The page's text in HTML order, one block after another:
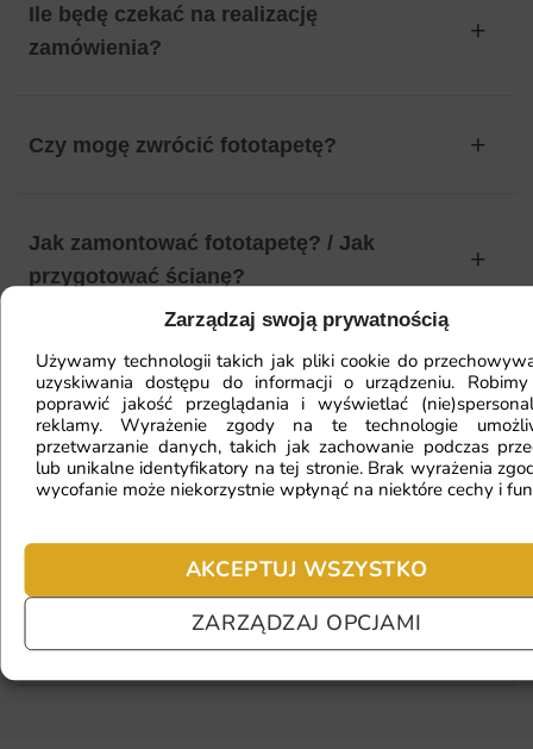
Zarządzaj swoją prywatnością
Używamy technologii takich jak pliki cookie do
uzyskiwania dostępu do informacji o urządzeniu.
poprawić jakość przeglądania i wyświetlać
reklamy. Wyrażenie zgody na te technologie
przetwarzanie danych, takich jak zachowanie podczas
lub unikalne identyfikatory na tej stronie. Brak wyrażenia
wycofanie może niekorzystnie wpłynąć na niektóre cechy i
AKCEPTUJ WSZYSTKO
ZARZĄDZAJ OPCJAMI
Ile będę czekać na realizację
zamówienia?
Czy mogę zwrócić fototapetę?
Jak zamontować fototapetę? / Jak
przygotować ścianę?
Fototapeta ma inny kolor na telefonie
a inny na komputerze. Jak sprawdzić
kolor?
Jaki materiał wybrać?
Jaka jest trwałość fototapety?